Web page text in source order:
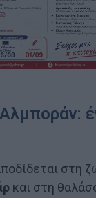
στη
και στη